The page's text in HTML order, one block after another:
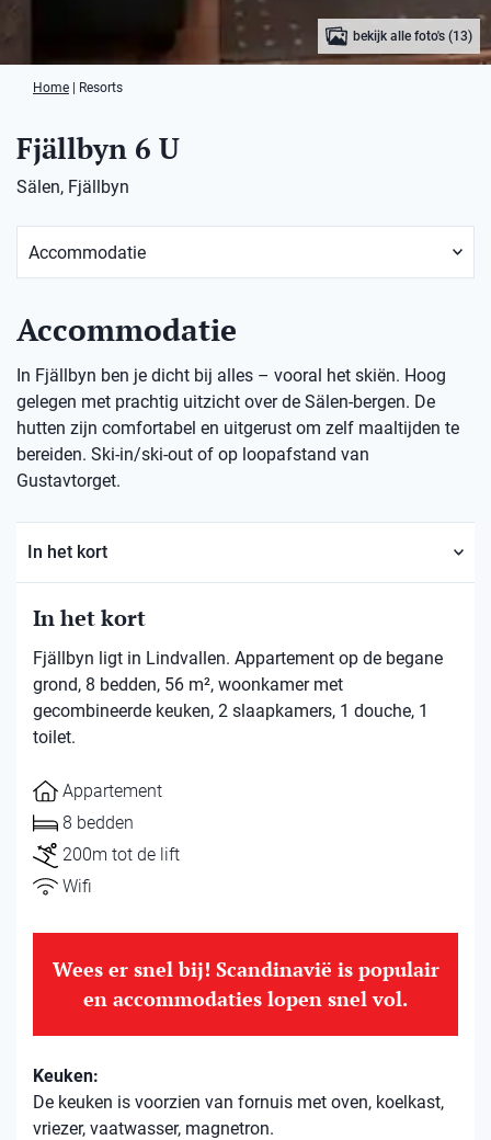
bekijk alle foto's (13)
Home Resorts
Fjällbyn 6 U
Sälen, Fjällbyn
Accommodatie
In Fjällbyn ben je dicht bij alles – vooral het skiën. Hoog
gelegen met prachtig uitzicht over de Sälen-bergen. De
hutten zijn comfortabel en uitgerust om zelf maaltijden te
bereiden. Ski-in/ski-out of op loopafstand van
Gustavtorget.
In het kort
In het kort
Fjällbyn ligt in Lindvallen. Appartement op de begane
grond, 8 bedden, 56 m², woonkamer met
gecombineerde keuken, 2 slaapkamers, 1 douche, 1
toilet.
Appartement
8 bedden
200m tot de lift
Wifi
Wees er snel bij! Scandinavië is populair
en accommodaties lopen snel vol.
Keuken:
De keuken is voorzien van fornuis met oven, koelkast,
vriezer, vaatwasser, magnetron.